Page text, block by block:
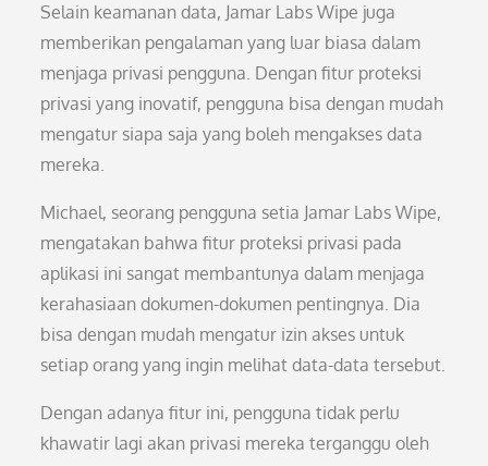
Selain keamanan data, Jamar Labs Wipe juga
memberikan pengalaman yang luar biasa dalam
menjaga privasi pengguna. Dengan fitur proteksi
privasi yang inovatif, pengguna bisa dengan mudah
mengatur siapa saja yang boleh mengakses data
mereka.
Michael, seorang pengguna setia Jamar Labs Wipe,
mengatakan bahwa fitur proteksi privasi pada
aplikasi ini sangat membantunya dalam menjaga
kerahasiaan dokumen-dokumen pentingnya. Dia
bisa dengan mudah mengatur izin akses untuk
setiap orang yang ingin melihat data-data tersebut.
Dengan adanya fitur ini, pengguna tidak perlu
khawatir lagi akan privasi mereka terganggu oleh